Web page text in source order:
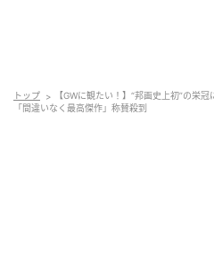
幼いころに父からカメラを
和也） は、昔から写真を撮
トップ
【GWに観たい！】“邦画史上初”の栄
「間違いなく最高傑作」称賛殺到